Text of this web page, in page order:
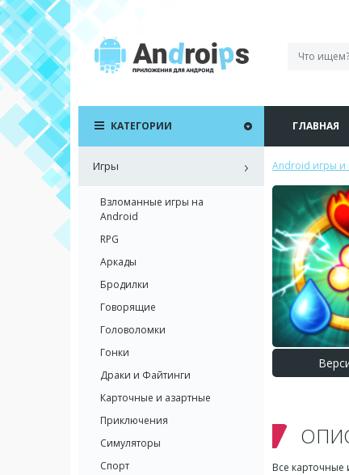
ГЛАВНАЯ
Android игры
Все карточные
КАТЕГОРИИ
Игры
Взломанные игры на
Android
RPG
Аркады
Бродилки
Говорящие
Головоломки
Гонки
Драки и Файтинги
Карточные и азартные
Приключения
Симуляторы
Спорт